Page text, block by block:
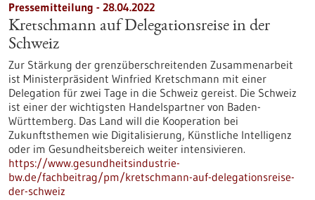
Pressemitteilung - 28.04.2022
Kretschmann auf Delegationsreise in der
Schweiz
Zur Stärkung der grenzüberschreitenden Zusammenarbeit
ist Ministerpräsident Winfried Kretschmann mit einer
Delegation für zwei Tage in die Schweiz gereist. Die Schweiz
ist einer der wichtigsten Handelspartner von Baden-
Württemberg. Das Land will die Kooperation bei
Zukunftsthemen wie Digitalisierung, Künstliche Intelligenz
oder im Gesundheitsbereich weiter intensivieren.
https://www.gesundheitsindustrie-
bw.de/fachbeitrag/pm/kretschmann-auf-delegationsreise-
der-schweiz